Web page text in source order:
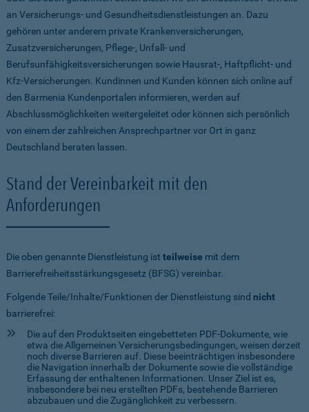
an Versicherungs- und Gesundheitsdienstleistungen an. Dazu
gehören unter anderem private Krankenversicherungen,
Zusatzversicherungen, Pflege-, Unfall- und
Berufsunfähigkeitsversicherungen sowie Hausrat-, Haftpflicht- und
Kfz-Versicherungen. Kundinnen und Kunden können sich online auf
den Barmenia Kundenportalen informieren, werden auf
Abschlussmöglichkeiten weitergeleitet oder können sich persönlich
von einem der zahlreichen Ansprechpartner vor Ort in ganz
Deutschland beraten lassen.
Stand der Vereinbarkeit mit den
Anforderungen
Die oben genannte Dienstleistung ist teilweise mit dem
Barrierefreiheitsstärkungsgesetz (BFSG) vereinbar.
Folgende Teile/Inhalte/Funktionen der Dienstleistung sind nicht
barrierefrei:
Die auf den Produktseiten eingebetteten PDF-Dokumente, wie
etwa die Allgemeinen Versicherungsbedingungen, weisen derzeit
noch diverse Barrieren auf. Diese beeinträchtigen insbesondere
die Navigation innerhalb der Dokumente sowie die vollständige
Erfassung der enthaltenen Informationen. Unser Ziel ist es,
insbesondere bei neu erstellten PDFs, bestehende Barrieren
abzubauen und die Zugänglichkeit zu verbessern.